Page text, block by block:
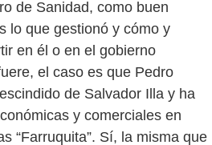
de Sanidad, como buen
lo que gestionó y cómo y
en él o en el gobierno
el caso es que Pedro
de Salvador Illa y ha
y comerciales en
“Farruquita”. Sí, la misma que